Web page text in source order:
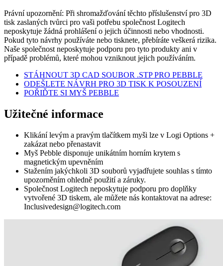
Právní upozornění: Při shromažďování těchto příslušenství pro 3D
tisk zaslaných tvůrci pro vaši potřebu společnost Logitech
neposkytuje žádná prohlášení o jejich účinnosti nebo vhodnosti.
Pokud tyto návrhy používáte nebo tisknete, přebíráte veškerá rizika.
Naše společnost neposkytuje podporu pro tyto produkty ani v
případě problémů, které mohou vzniknout jejich používáním.
STÁHNOUT 3D CAD SOUBOR .STP PRO PEBBLE
ODEŠLETE NÁVRH PRO 3D TISK K POSOUZENÍ
POŘIĎTE SI MYŠ PEBBLE
Užitečné informace
Klikání levým a pravým tlačítkem myši lze v Logi Options +
zakázat nebo přenastavit
Myš Pebble disponuje unikátním horním krytem s
magnetickým upevněním
Stažením jakýchkoli 3D souborů vyjadřujete souhlas s tímto
upozorněním ohledně použití a záruky.
Společnost Logitech neposkytuje podporu pro doplňky
vytvořené 3D tiskem, ale můžete nás kontaktovat na adrese:
Inclusivedesign@logitech.com